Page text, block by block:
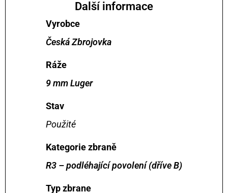
Další informace
Vyrobce
Česká Zbrojovka
Ráže
9 mm Luger
Stav
Použité
Kategorie zbraně
R3 – podléhající povolení (dříve B)
Typ zbrane